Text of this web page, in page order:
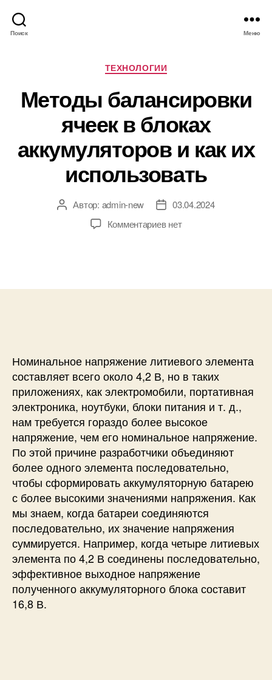
Поиск Меню
Р
у
б
р
и
ТЕХНОЛОГИИ
Методы балансировки
ячеек в блоках
аккумуляторов и как их
использовать
А Автор: admin-new
Д
т
03.04.2024
Комментариевк
с
о
д
ы
б
а
л
а
н
с
и
р
о
в
к
и
я
ч
е
е
нет
Номинальное напряжение литиевого элемента
составляет всего около 4,2 В, но в таких
приложениях, как электромобили, портативная
электроника, ноутбуки, блоки питания и т. д.,
нам требуется гораздо более высокое
напряжение, чем его номинальное напряжение.
По этой причине разработчики объединяют
более одного элемента последовательно,
чтобы сформировать аккумуляторную батарею
с более высокими значениями напряжения. Как
мы знаем, когда батареи соединяются
последовательно, их значение напряжения
суммируется. Например, когда четыре литиевых
элемента по 4,2 В соединены последовательно,
эффективное выходное напряжение
полученного аккумуляторного блока составит
16,8 В.